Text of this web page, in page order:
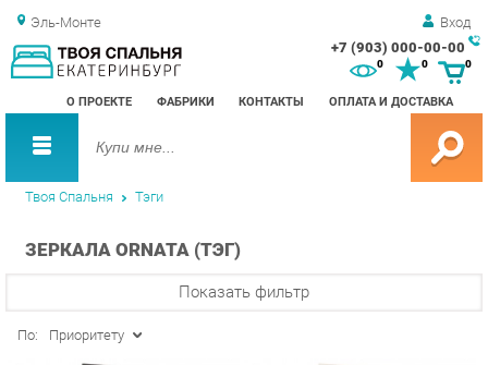
Эль-Монте Вход
+7 (903) 000-00-00
О ПРОЕКТЕ ФАБРИКИ КОНТАКТЫ ОПЛАТА И ДОСТАВКА
0 0
Твоя Спальня Тэги
ЗЕРКАЛА ORNATA (ТЭГ)